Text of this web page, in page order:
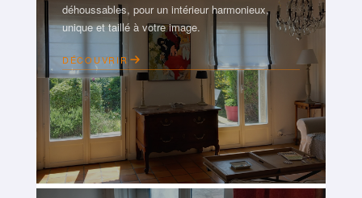
déhoussables, pour un intérieur harmonieux,
unique et taillé à votre image.
DÉCOUVRIR